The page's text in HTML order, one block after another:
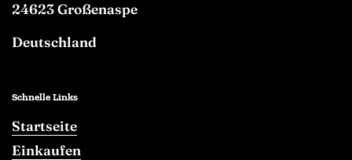
24623 Großenaspe
Deutschland
Schnelle Links
Startseite
Einkaufen